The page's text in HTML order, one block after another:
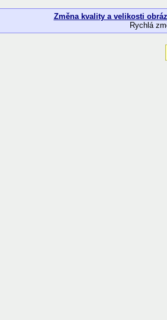
Změna kvality a velikosti
Rychlá